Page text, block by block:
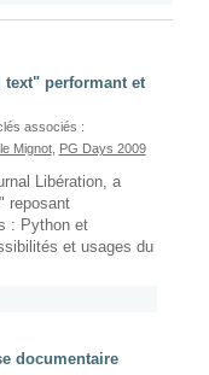
text" performant et
associés :
Mignot, PG Days 2009
Libération, a
reposant
: Python et
et usages du
documentaire